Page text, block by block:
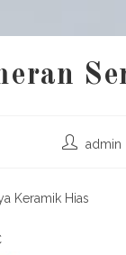
admin
Keramik Hias